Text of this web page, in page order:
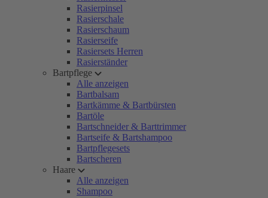
Rasierpinsel
Rasierschale
Rasierschaum
Rasierseife
Rasiersets Herren
Rasierständer
Bartpflege
Alle anzeigen
Bartbalsam
Bartkämme & Bartbürsten
Bartöle
Bartschneider & Barttrimmer
Bartseife & Bartshampoo
Bartpflegesets
Bartscheren
Haare
Alle anzeigen
Shampoo